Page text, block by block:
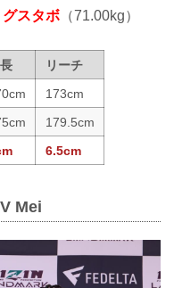
スタボ （71.00kg）
リーチ
173cm
179.5cm
6.5cm
Mei